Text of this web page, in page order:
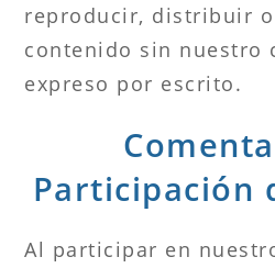
reproducir, distribuir
contenido sin nuestro
expreso por escrito.
Participación
Al participar en